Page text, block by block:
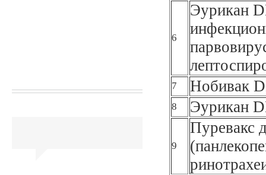
6
Эурикан
7 Нобивак
8 Эурикан
9
Пуревакс